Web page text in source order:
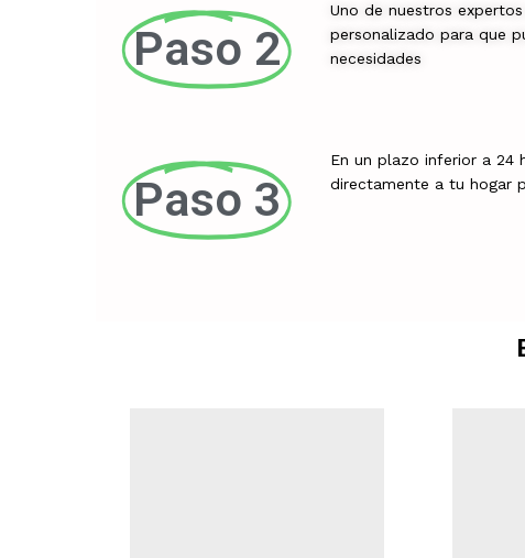
Paso 2
Paso 3
Uno de nuestros
personalizado para que
necesidades
En un plazo inferior a 24
directamente a tu hogar